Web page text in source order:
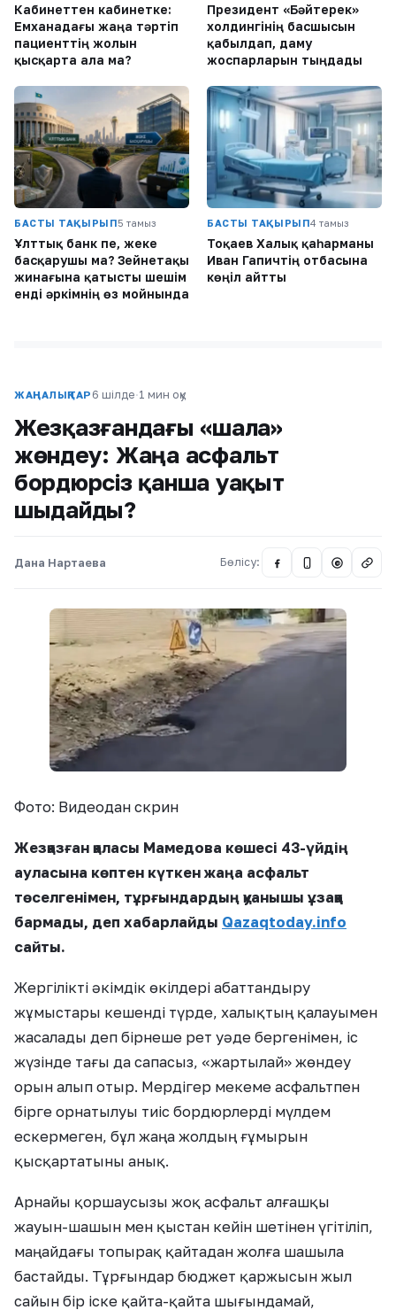
Кабинеттен кабинетке:
Емханадағы жаңа тәртіп
пациенттің жолын
қысқарта ала ма?
Президент «Бәйтерек»
холдингінің басшысын
қабылдап, даму
жоспарларын тыңдады
БАСТЫ ТАҚЫРЫП5 тамыз
Ұлттық банк пе, жеке
басқарушы ма? Зейнетақы
жинағына қатысты шешім
енді әркімнің өз мойнында
БАСТЫ ТАҚЫРЫП4 тамыз
Тоқаев Халық қаһарманы
Иван Гапичтің отбасына
көңіл айтты
ЖАҢАЛЫҚТАР 6 шілде·1 мин оқу
Жезқазғандағы «шала»
жөндеу: Жаңа асфальт
бордюрсіз қанша уақыт
шыдайды?
Дана Нартаева Бөлісу: @
Фото: Видеодан скрин
Жезқазған қаласы Мамедова көшесі 43-үйдің
ауласына көптен күткен жаңа асфальт
төселгенімен, тұрғындардың қуанышы ұзаққа
бармады, деп хабарлайды Qazaqtoday.info
сайты.
Жергілікті әкімдік өкілдері абаттандыру
жұмыстары кешенді түрде, халықтың қалауымен
жасалады деп бірнеше рет уәде бергенімен, іс
жүзінде тағы да сапасыз, «жартылай» жөндеу
орын алып отыр. Мердігер мекеме асфальтпен
бірге орнатылуы тиіс бордюрлерді мүлдем
ескермеген, бұл жаңа жолдың ғұмырын
қысқартатыны анық.
Арнайы қоршаусызы жоқ асфальт алғашқы
жауын-шашын мен қыстан кейін шетінен үгітіліп,
маңайдағы топырақ қайтадан жолға шашыла
бастайды. Тұрғындар бюджет қаржысын жыл
сайын бір іске қайта-қайта шығындамай,